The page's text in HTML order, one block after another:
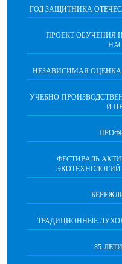
ГОД ЗАЩИТНИКА
ПРОЕКТ ОБУЧЕНИЯ
НЕЗАВИСИМАЯ ОЦЕНКА
УЧЕБНО-
И
ФЕСТИВАЛЬ
ЭКОТЕХНОЛОГИЙ
ТРАДИЦИОННЫЕ
85-